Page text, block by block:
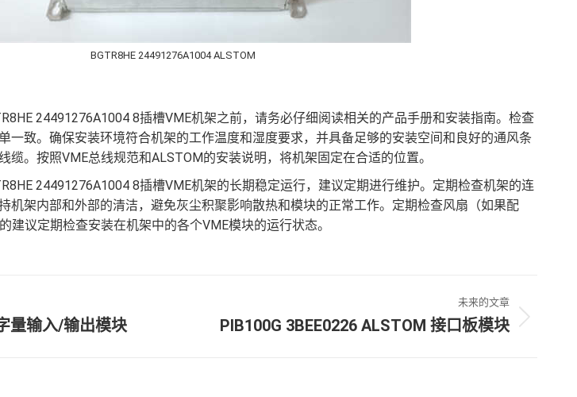
BGTR8HE 24491276A1004 ALSTOM
24491276A1004 8插槽VME机架之前，请务必仔细阅读相关的产品手册和安装指南。检查
一致。确保安装环境符合机架的工作温度和湿度要求，并具备足够的安装空间和良好的通风条
缆。按照VME总线规范和ALSTOM的安装说明，将机架固定在合适的位置。
24491276A1004 8插槽VME机架的长期稳定运行，建议定期进行维护。定期检查机架的连
机架内部和外部的清洁，避免灰尘积聚影响散热和模块的正常工作。定期检查风扇（如果配
建议定期检查安装在机架中的各个VME模块的运行状态。
量输入/输出模块
未来的文章
PIB100G 3BEE0226 ALSTOM 接口板模块